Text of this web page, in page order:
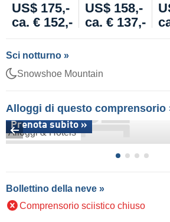
US$ 175,- US$ 158,-
ca. € 152,-
ca. € 137,-
Sci notturno »
Snowshoe Mountain
Alloggi di questo comprensorio
Alloggi & Hotels
Prenota subito »
Bollettino della neve »
Comprensorio sciistico chiuso